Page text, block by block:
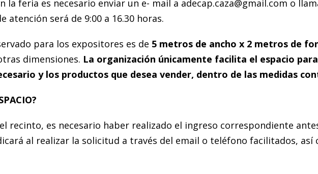
la feria es necesario enviar un e- mail a adecap.caza@gmail.com o
atención será de 9:00 a 16.30 horas.
para los expositores es de 5 metros de ancho x 2 metros de
dimensiones. La organización únicamente facilita el espacio
y los productos que desea vender, dentro de las medidas
recinto, es necesario haber realizado el ingreso correspondiente
al realizar la solicitud a través del email o teléfono facilitados, así